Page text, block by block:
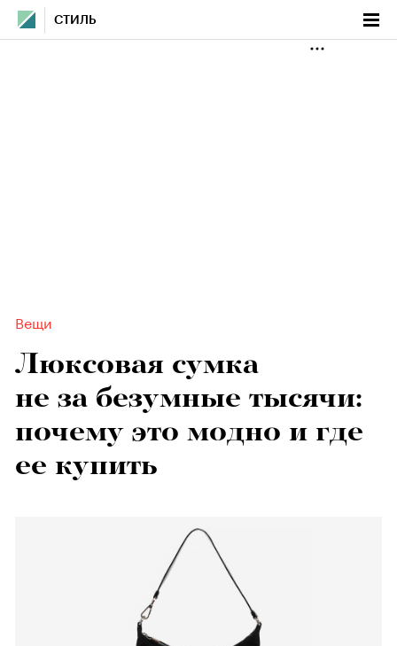
СТИЛЬ
Вещи
Люксовая сумка
не за безумные тысячи:
почему это модно и где
ее купить